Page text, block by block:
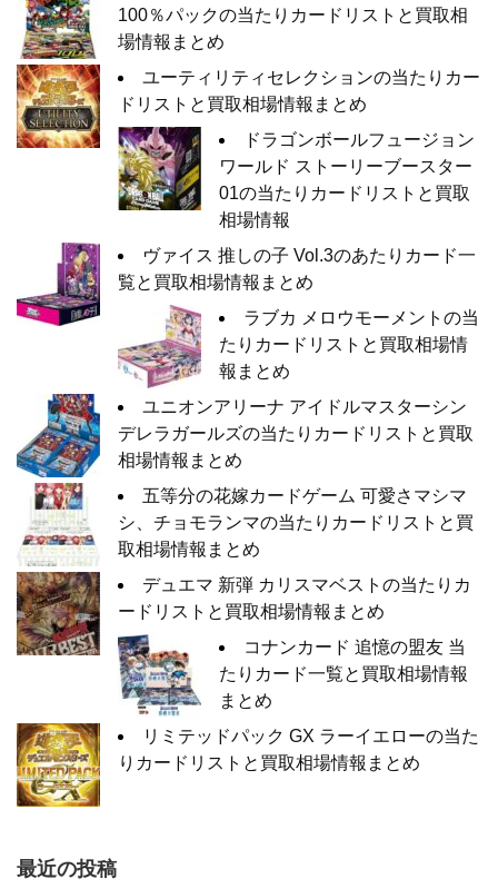
100％パックの当たりカードリストと買取相
場情報まとめ
ユーティリティセレクションの当たりカー
ドリストと買取相場情報まとめ
ドラゴンボールフュージョン
ワールド ストーリーブースター
01の当たりカードリストと買取
相場情報
ヴァイス 推しの子 Vol.3のあたりカード一
覧と買取相場情報まとめ
ラブカ メロウモーメントの当
たりカードリストと買取相場情
報まとめ
ユニオンアリーナ アイドルマスターシン
デレラガールズの当たりカードリストと買取
相場情報まとめ
五等分の花嫁カードゲーム 可愛さマシマ
シ、チョモランマの当たりカードリストと買
取相場情報まとめ
デュエマ 新弾 カリスマベストの当たりカ
ードリストと買取相場情報まとめ
コナンカード 追憶の盟友 当
たりカード一覧と買取相場情報
まとめ
リミテッドパック GX ラーイエローの当た
りカードリストと買取相場情報まとめ
最近の投稿